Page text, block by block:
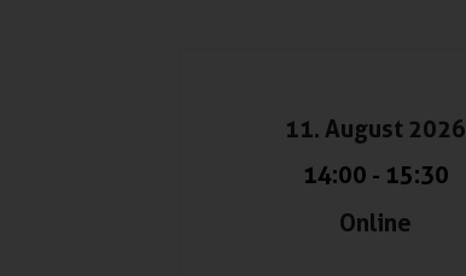
11. August 2026
14:00 - 15:30
Online